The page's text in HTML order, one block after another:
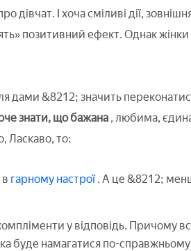
дівчат. І хоча сміливі дії,
позитивний ефект. Однак
дами &8212; значить
знати, що бажана , любима,
Ласкаво, то:
гарному настрої . А це &8212;
у відповідь. Причому
буде намагатися по-